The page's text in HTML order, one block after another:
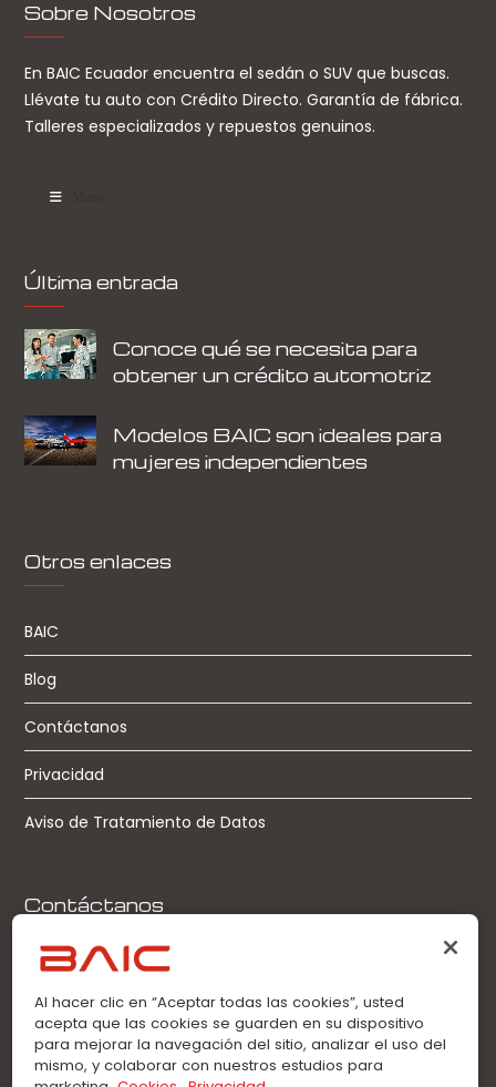
Sobre Nosotros
En BAIC Ecuador encuentra el sedán o SUV que buscas.
Llévate tu auto con Crédito Directo. Garantía de fábrica.
Talleres especializados y repuestos genuinos.
Última entrada
Conoce qué se necesita para
obtener un crédito automotriz
Modelos BAIC son ideales para
mujeres independientes
Otros enlaces
BAIC
Blog
Contáctanos
Privacidad
Aviso de Tratamiento de Datos
Contáctanos
Llamadas:
0963360021
WhatsApp:
0963360021
Al hacer clic en “Aceptar todas las cookies”, usted
acepta que las cookies se guarden en su dispositivo
para mejorar la navegación del sitio, analizar el uso del
mismo, y colaborar con nuestros estudios para